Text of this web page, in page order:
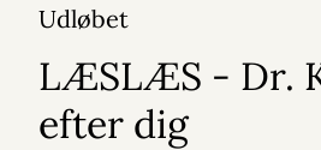
Udløbet
LÆSLÆS - Dr.
efter dig